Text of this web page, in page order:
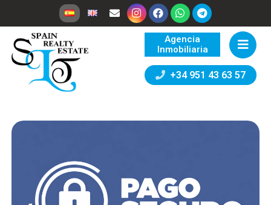
+34 951 43 63 57
Agencia
Inmobiliaria